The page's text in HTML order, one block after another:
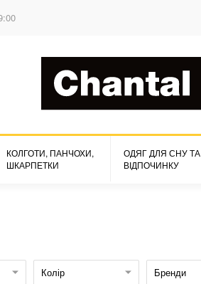
КОЛГОТИ, ПАНЧОХИ,
ШКАРПЕТКИ
ОДЯГ ДЛЯ СНУ ТА
ВІДПОЧИНКУ
Колір Бренди